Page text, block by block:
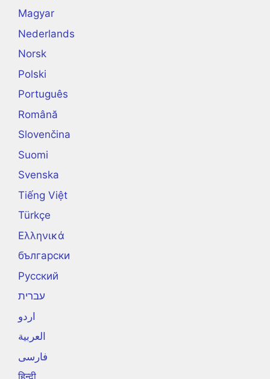
Magyar
Nederlands
Norsk
Polski
Português
Română
Slovenčina
Suomi
Svenska
Tiếng Việt
Türkçe
Ελληνικά
български
Русский
עברית
اردو
العربية
فارسی